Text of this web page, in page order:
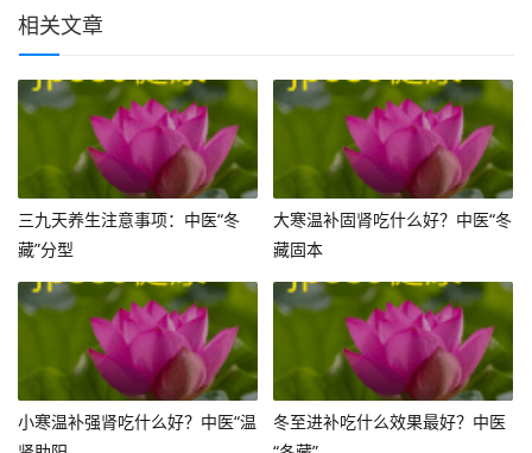
相关文章
三九天养生注意事项：中医“冬
藏”分型
大寒温补固肾吃什么好？中医“冬
藏固本
小寒温补强肾吃什么好？中医“温
冬至进补吃什么效果最好？中医